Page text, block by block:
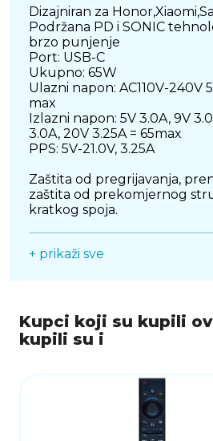
Dizajniran za
Podržana PD i SONIC
brzo punjenje
Port: USB-C
Ukupno: 65W
Ulazni napon: AC110V-240V
max
Izlazni napon: 5V 3.0A, 9V
3.0A, 20V 3.25A = 65max
PPS: 5V-21.0V, 3.25A
Zaštita od pregrijavanja,
zaštita od prekomjernog
kratkog spoja.
+ prikaži sve
Kupci koji su kupili
kupili su i